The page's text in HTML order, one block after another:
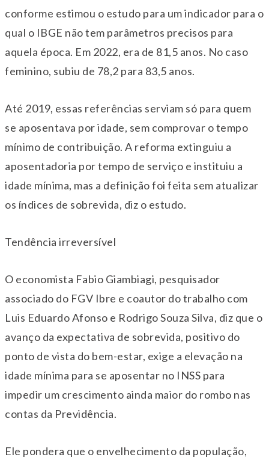
conforme estimou o estudo para um indicador para o
qual o IBGE não tem parâmetros precisos para
aquela época. Em 2022, era de 81,5 anos. No caso
feminino, subiu de 78,2 para 83,5 anos.
Até 2019, essas referências serviam só para quem
se aposentava por idade, sem comprovar o tempo
mínimo de contribuição. A reforma extinguiu a
aposentadoria por tempo de serviço e instituiu a
idade mínima, mas a definição foi feita sem atualizar
os índices de sobrevida, diz o estudo.
Tendência irreversível
O economista Fabio Giambiagi, pesquisador
associado do FGV Ibre e coautor do trabalho com
Luis Eduardo Afonso e Rodrigo Souza Silva, diz que o
avanço da expectativa de sobrevida, positivo do
ponto de vista do bem-estar, exige a elevação na
idade mínima para se aposentar no INSS para
impedir um crescimento ainda maior do rombo nas
contas da Previdência.
Ele pondera que o envelhecimento da população,